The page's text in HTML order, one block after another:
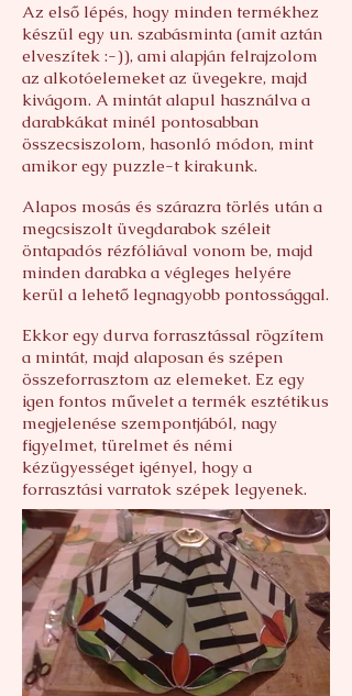
Az első lépés, hogy minden termékhez
készül egy un. szabásminta (amit aztán
elveszítek :-)), ami alapján felrajzolom
az alkotóelemeket az üvegekre, majd
kivágom. A mintát alapul használva a
darabkákat minél pontosabban
összecsiszolom, hasonló módon, mint
amikor egy puzzle-t kirakunk.
Alapos mosás és szárazra törlés után a
megcsiszolt üvegdarabok széleit
öntapadós rézfóliával vonom be, majd
minden darabka a végleges helyére
kerül a lehető legnagyobb pontossággal.
Ekkor egy durva forrasztással rögzítem
a mintát, majd alaposan és szépen
összeforrasztom az elemeket. Ez egy
igen fontos művelet a termék esztétikus
megjelenése szempontjából, nagy
figyelmet, türelmet és némi
kézügyességet igényel, hogy a
forrasztási varratok szépek legyenek.